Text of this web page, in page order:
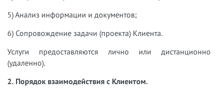
5) Анализ информации и документов;
6) Сопровождение задачи (проекта) Клиента.
Услуги предоставляются лично или дистанционно
(удаленно).
2. Порядок взаимодействия с Клиентом.